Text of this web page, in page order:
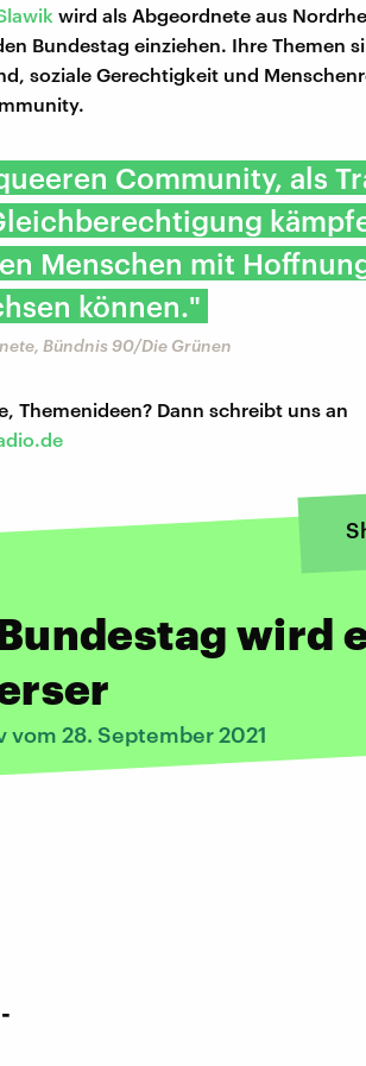
wird als Abgeordnete aus
Bundestag einziehen. Ihre Themen
soziale Gerechtigkeit und
Community, als
Menschen mit
können."
Bündnis 90/Die Grünen
Themenideen? Dann schreibt uns an
wird
28. September 2021